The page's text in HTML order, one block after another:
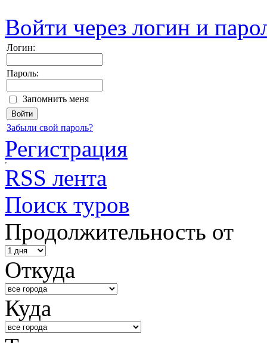
Войти через логин и
Логин:
Пароль:
Запомнить меня
Забыли свой пароль?
Регистрация
RSS лента
Поиск туров
Продолжительность от
Откуда
Куда